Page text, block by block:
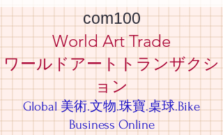
com100
World Art Trade
ワールドアートトランザクシ
ョン
Global 美術.文物.珠寶.桌球.Bike
Business Online